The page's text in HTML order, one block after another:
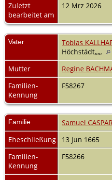
Zuletzt
bearbeitet am
12 Mrz 2026
Vater Tobias
Höchstädt,,,,,
Mutter
Regine
Familien-
Kennung
F58267
Familie
Samuel CASPAR
Eheschließung
13 Jun 1665
Familien-
Kennung
F58266